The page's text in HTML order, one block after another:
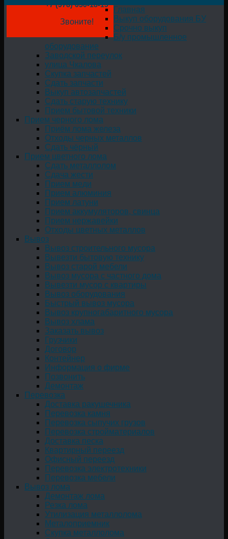
+7 (978) 050-18-19
Звоните!
Главная
Выкуп оборудования БУ
Срочно выкуп
Б/у промышленное
оборудование
Заводской переулок
улица Чкалова
Скупка запчастей
Сдать запчасти
Выкуп автозапчастей
Сдать старую технику
Прием бытовой техники
Прием черного лома
Приём лома железа
Отходы черных металлов
Сдать чёрный
Прием цветного лома
Сдать металлолом
Сдача жести
Прием меди
Прием алюминия
Прием латуни
Прием аккумуляторов, свинца
Прием нержавейки
Отходы цветных металлов
Вывоз
Вывоз строительного мусора
Вывезти бытовую технику
Вывоз старой мебели
Вывоз мусора с частного дома
Вывезти мусор с квартиры
Вывоз оборудования
Быстрый вывоз мусора
Вывоз крупногабаритного мусора
Вывоз хлама
Заказать вывоз
Грузчики
Договор
Контейнер
Информация о фирме
Позвонить
Демонтаж
Перевозка
Доставка ракушечника
Перевозка камня
Перевозка сыпучих грузов
Перевозка стройматериалов
Доставка песка
Квартирный переезд
Офисный переезд
Перевозка электротехники
Перевозка мебели
Вывоз лома
Демонтаж лома
Резка лома
Утилизация металлолома
Металоприемник
Скупка металлолома